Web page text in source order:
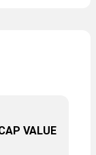
VALUE